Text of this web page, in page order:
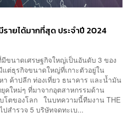
รายได้มากที่สุด ประจำปี 2024
ขนาดเศรษฐกิจใหญ่เป็นอันดับ 3 ของ
แต่ธุรกิจขนาดใหญ่ที่เกาะตัวอยู่ใน
า ค้าปลีก ท่องเที่ยว ธนาคาร และน้ำมัน
คใหม่ๆ ที่มาจากอุตสาหกรรมด้าน
โตของโลก ในบทความนี้ทีมงาน THE
ปสำรวจ 5 บริษัทจดทะเบ...